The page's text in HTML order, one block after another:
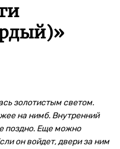
золотистым светом.
на нимб. Внутренний
поздно. Еще можно
он войдет, двери за ним